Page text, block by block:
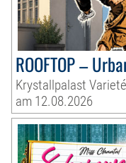
ROOFTOP –
Krystallpalast
am 12.08.2026